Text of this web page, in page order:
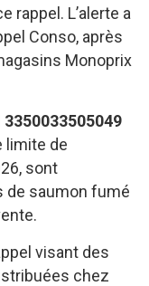
rappel. L’alerte a
Conso, après
Monoprix
3350033505049
limite de
sont
de saumon fumé
visant des
chez